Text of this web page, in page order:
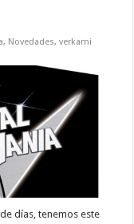
, Novedades,verkami
días, tenemos este